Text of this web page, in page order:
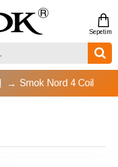
Smok Nord 4 Coil